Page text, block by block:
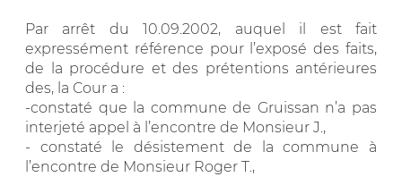
Par arrêt du 10.09.2002, auquel il est fait
expressément référence pour l’exposé des faits,
de la procédure et des prétentions antérieures
des, la Cour a :
-constaté que la commune de Gruissan n’a pas
interjeté appel à l’encontre de Monsieur J.,
- constaté le désistement de la commune à
l’encontre de Monsieur Roger T.,